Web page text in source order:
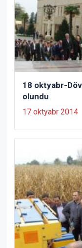
18 oktyabr-
olundu
17 oktyabr 2014